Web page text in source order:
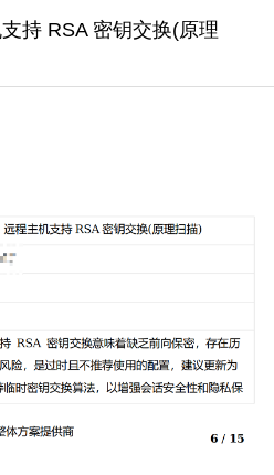
持 RSA 密钥交换(原理